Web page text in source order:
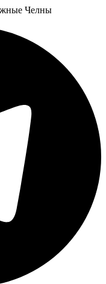
Челны